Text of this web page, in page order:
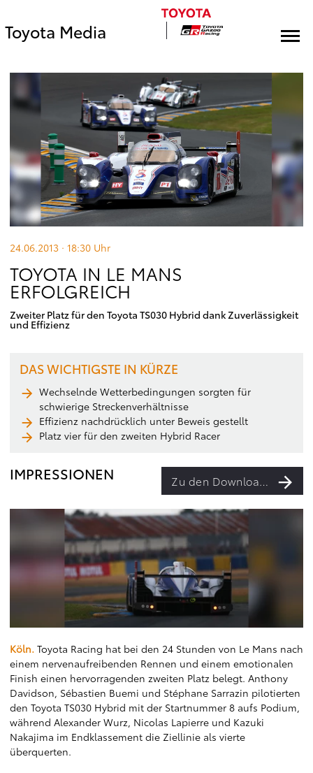
Toyota Media
24.06.2013 · 18:30 Uhr
TOYOTA IN LE MANS
ERFOLGREICH
Zweiter Platz für den Toyota TS030 Hybrid dank Zuverlässigkeit
und Effizienz
DAS WICHTIGSTE IN KÜRZE
Wechselnde Wetterbedingungen sorgten für
schwierige Streckenverhältnisse
Effizienz nachdrücklich unter Beweis gestellt
Platz vier für den zweiten Hybrid Racer
IMPRESSIONEN Zu den Downloads
Köln. Toyota Racing hat bei den 24 Stunden von Le Mans nach
einem nervenaufreibenden Rennen und einem emotionalen
Finish einen hervorragenden zweiten Platz belegt. Anthony
Davidson, Sébastien Buemi und Stéphane Sarrazin pilotierten
den Toyota TS030 Hybrid mit der Startnummer 8 aufs Podium,
während Alexander Wurz, Nicolas Lapierre und Kazuki
Nakajima im Endklassement die Ziellinie als vierte
überquerten.